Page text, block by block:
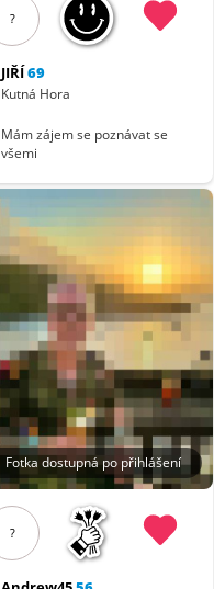
?
JIŘÍ69
Kutná Hora
Mám zájem se poznávat se
všemi
Fotka dostupná po přihlášení
?